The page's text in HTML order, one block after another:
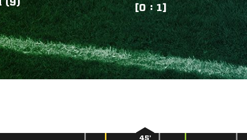
(9)
[0 : 1]
45’